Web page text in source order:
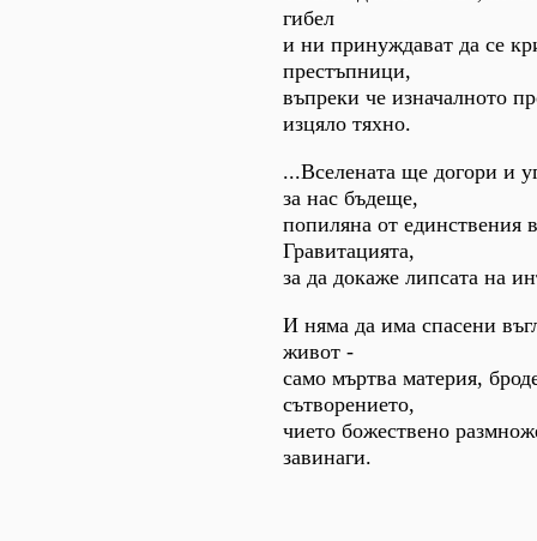
гибел
и ни принуждават да се
престъпници,
въпреки че изначалното
изцяло тяхно.
...Вселената ще догори и
за нас бъдеще,
попиляна от единствения
Гравитацията,
за да докаже липсата на
И няма да има спасени
живот -
само мъртва материя,
сътворението,
чието божествено
завинаги.